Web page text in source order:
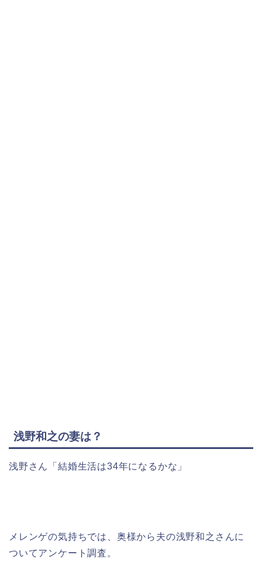
浅野和之の妻は？
浅野さん「結婚生活は34年になるかな」
メレンゲの気持ちでは、奥様から夫の浅野和之さんに
ついてアンケート調査。